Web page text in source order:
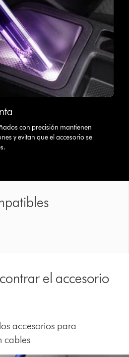
con precisión mantienen
y evitan que el accesorio se
el accesorio
accesorios para
cables